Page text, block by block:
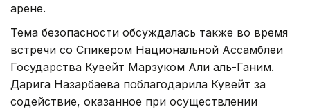
арене.
Тема безопасности обсуждалась также во время
встречи со Спикером Национальной Ассамблеи
Государства Кувейт Марзуком Али аль-Ганим.
Дарига Назарбаева поблагодарила Кувейт за
содействие, оказанное при осуществлении